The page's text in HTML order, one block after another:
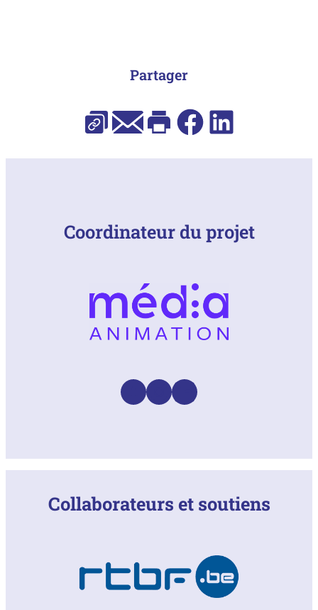
Partager
Copier l’URL
E-mailImprimerFacebookLinkedIn
Coordinateur du projet
Facebook
Instagram
LinkedIn
Collaborateurs et soutiens